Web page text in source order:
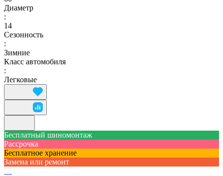
Диаметр
:
14
Сезонность
:
Зимние
Класс автомобиля
:
Легковые
Бесплатный шиномонтаж
Рассрочка
Бесплатное хранение
Замена или ремонт